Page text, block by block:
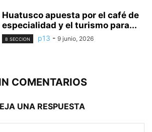
Huatusco apuesta por el café de
especialidad y el turismo para...
8 SECCION p13 - 9 junio, 2026
COMENTARIOS
UNA RESPUESTA